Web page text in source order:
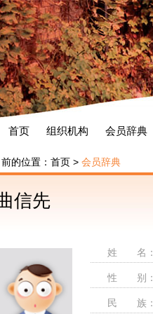
首页 组织机构 会员辞典
的位置： 首页 > 会员辞典
信先
姓 名：
性 别：
民 族：